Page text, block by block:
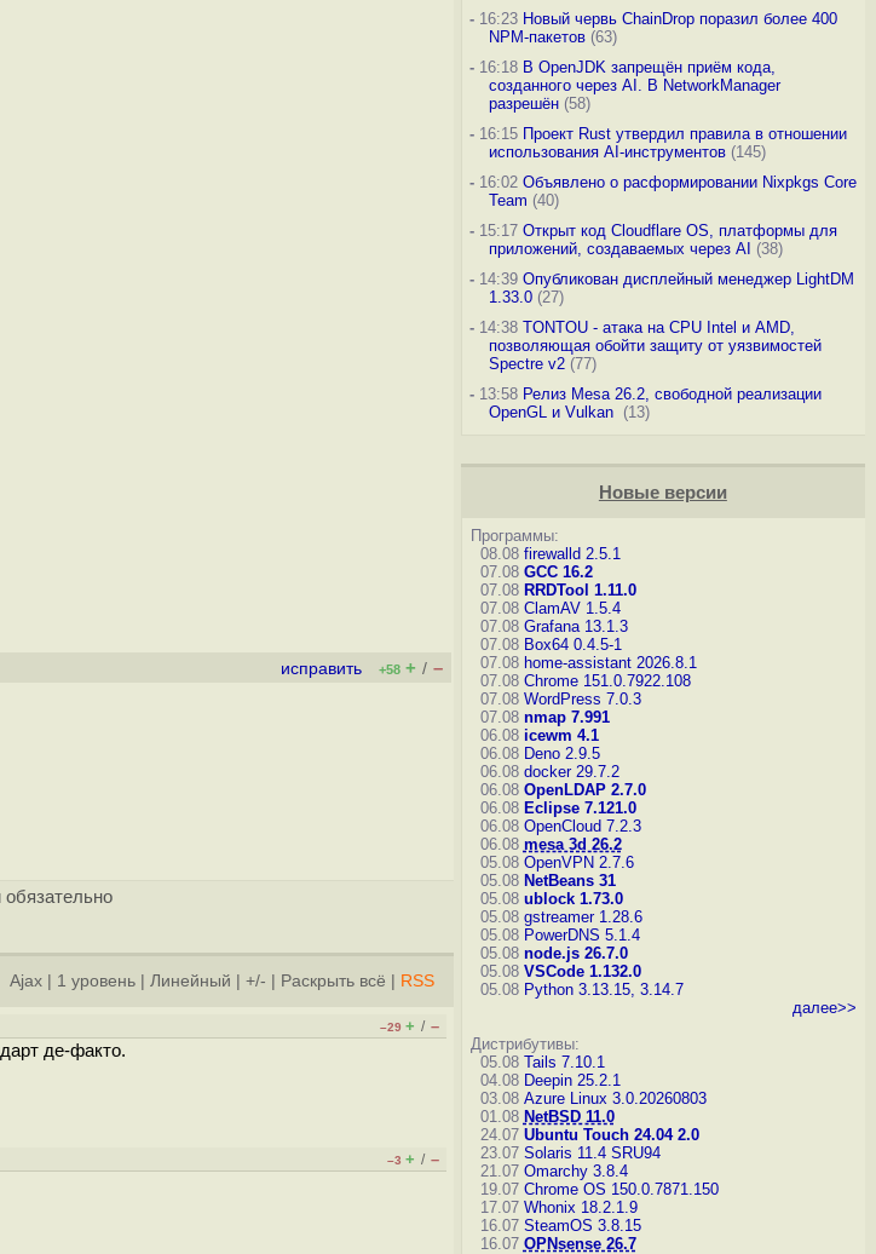
исправить +58 + / –
обязательно
Ajax 1 уровень Линейный +/- Раскрыть всё RSS
–29 + / –
де-факто.
–3 + / –
-16:23 Новый червь ChainDrop поразил более 400
NPM-пакетов(63)
-16:18 В OpenJDK запрещён приём кода,
созданного через AI. В NetworkManager
разрешён(58)
-16:15 Проект Rust утвердил правила в отношении
использования AI-инструментов(145)
-16:02 Объявлено о расформировании Nixpkgs Core
Team (40)
-15:17 Открыт код Cloudflare OS, платформы для
приложений, создаваемых через AI (38)
-14:39 Опубликован дисплейный менеджер LightDM
1.33.0(27)
-14:38 TONTOU - атака на CPU Intel и AMD,
позволяющая обойти защиту от уязвимостей
Spectre v2(77)
-13:58 Релиз Mesa 26.2, свободной реализации
OpenGL и Vulkan (13)
Новые версии
Программы:
08.08 firewalld 2.5.1
07.08 GCC 16.2
07.08 RRDTool 1.11.0
07.08 ClamAV 1.5.4
07.08 Grafana 13.1.3
07.08 Box64 0.4.5-1
07.08 home-assistant 2026.8.1
07.08 Chrome 151.0.7922.108
07.08 WordPress 7.0.3
07.08 nmap 7.991
06.08 icewm 4.1
06.08 Deno 2.9.5
06.08 docker 29.7.2
06.08 OpenLDAP 2.7.0
06.08 Eclipse 7.121.0
06.08 OpenCloud 7.2.3
06.08 mesa 3d 26.2
05.08 OpenVPN 2.7.6
05.08 NetBeans 31
05.08 ublock 1.73.0
05.08 gstreamer 1.28.6
05.08 PowerDNS 5.1.4
05.08 node.js 26.7.0
05.08 VSCode 1.132.0
05.08 Python 3.13.15, 3.14.7
далее>>
Дистрибутивы:
05.08 Tails 7.10.1
04.08 Deepin 25.2.1
03.08 Azure Linux 3.0.20260803
01.08 NetBSD 11.0
24.07 Ubuntu Touch 24.04 2.0
23.07 Solaris 11.4 SRU94
21.07 Omarchy 3.8.4
19.07 Chrome OS 150.0.7871.150
17.07 Whonix 18.2.1.9
16.07 SteamOS 3.8.15
16.07 OPNsense 26.7